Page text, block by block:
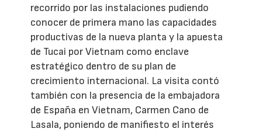
recorrido por las instalaciones pudiendo
conocer de primera mano las capacidades
productivas de la nueva planta y la apuesta
de Tucai por Vietnam como enclave
estratégico dentro de su plan de
crecimiento internacional. La visita contó
también con la presencia de la embajadora
de España en Vietnam, Carmen Cano de
Lasala, poniendo de manifiesto el interés